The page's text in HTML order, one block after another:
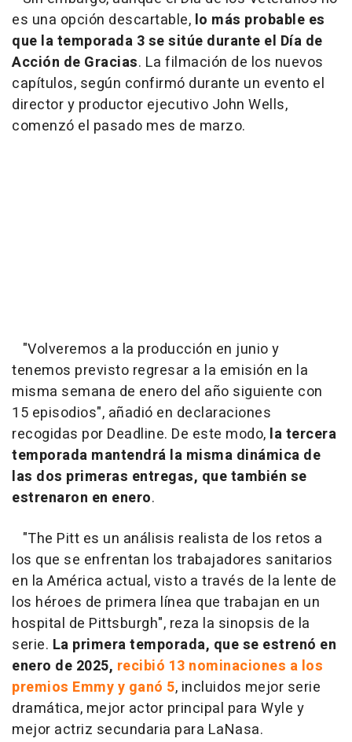
es una opción descartable, lo más probable es
que la temporada 3 se sitúe durante el Día de
Acción de Gracias. La filmación de los nuevos
capítulos, según confirmó durante un evento el
director y productor ejecutivo John Wells,
comenzó el pasado mes de marzo.
"Volveremos a la producción en junio y
tenemos previsto regresar a la emisión en la
misma semana de enero del año siguiente con
15 episodios", añadió en declaraciones
recogidas por Deadline. De este modo, la tercera
temporada mantendrá la misma dinámica de
las dos primeras entregas, que también se
estrenaron en enero.
"The Pitt es un análisis realista de los retos a
los que se enfrentan los trabajadores sanitarios
en la América actual, visto a través de la lente de
los héroes de primera línea que trabajan en un
hospital de Pittsburgh", reza la sinopsis de la
serie. La primera temporada, que se estrenó en
enero de 2025, recibió 13 nominaciones a los
premios Emmy y ganó 5, incluidos mejor serie
dramática, mejor actor principal para Wyle y
mejor actriz secundaria para LaNasa.